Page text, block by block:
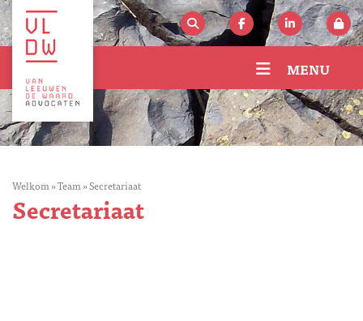
MENU
Welkom»Team»Secretariaat
Secretariaat